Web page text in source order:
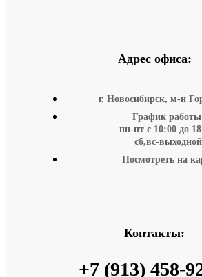
Адрес офиса:
г. Новосибирск, м-н
График
пн-пт с 10:00 до
сб,вс-выходной
Посмотреть на
Контакты:
+7 (913) 458-